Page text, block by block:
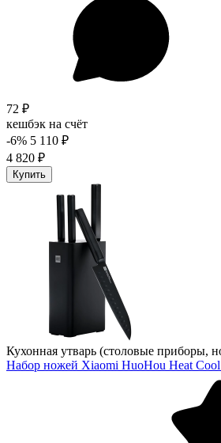
72 ₽
кешбэк на счёт
-6% 5 110 ₽
4 820 ₽
Купить
Кухонная утварь (столовые приборы,
Набор ножей Xiaomi HuoHou Heat